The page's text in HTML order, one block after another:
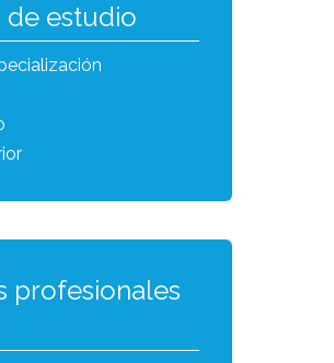
de estudio
profesionales